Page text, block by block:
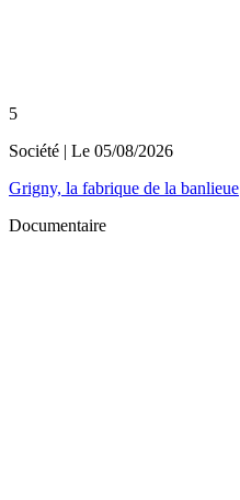
5
Société | Le 05/08/2026
Grigny, la fabrique de la banlieue
Documentaire